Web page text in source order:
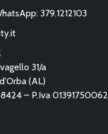
379.1212103
31/a
(AL)
– P.Iva 01391750062